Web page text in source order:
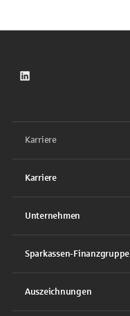
LinkedIn
Karriere
Karriere
Unternehmen
Sparkassen-Finanzgruppe
Auszeichnungen